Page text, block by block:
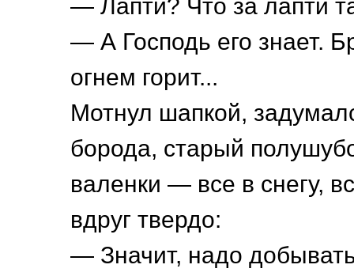
— Лапти? Что за лапти
— А Господь его знает.
огнем горит...
Мотнул шапкой,
борода, старый
валенки — все в снегу,
вдруг твердо:
— Значит, надо